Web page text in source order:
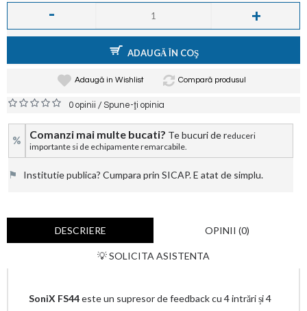
- +
ADAUGĂ ÎN COŞ
Adaugă in Wishlist Compară produsul
0 opinii /Spune-ţi opinia
% Comanzi mai multe bucati? Te bucuri de reduceri
importante si de echipamente remarcabile.
⚑ Institutie publica? Cumpara prin SICAP. E atat de simplu.
DESCRIERE OPINII (0)
💡 SOLICITA ASISTENTA
SoniX FS44este un supresor de feedback cu 4 intrări și 4